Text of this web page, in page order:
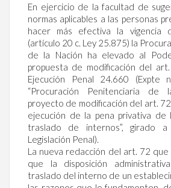
En ejercicio de la facultad de
normas aplicables a las personas
hacer más efectiva la vigencia
(artículo 20 c. Ley 25.875) la
de la Nación ha elevado al
propuesta de modificación del
Ejecución Penal 24.660 (Expte
“Procuración Penitenciaria de
proyecto de modificación del art.
ejecución de la pena privativa de
traslado de internos”, girado
Legislación Penal).
La nueva redacción del art. 72 que
que la disposición
traslado del interno de un